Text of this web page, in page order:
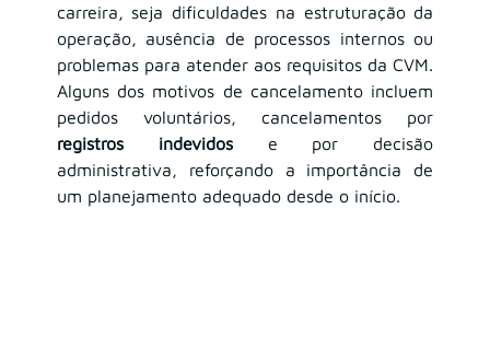
carreira, seja dificuldades na estruturação da
operação, ausência de processos internos ou
problemas para atender aos requisitos da CVM.
Alguns dos motivos de cancelamento incluem
registros indevidos e por decisão
administrativa, reforçando a importância de
um planejamento adequado desde o início.